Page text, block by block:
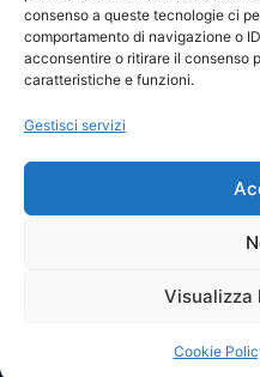
consenso a queste tecnologie ci
comportamento di navigazione o
acconsentire o ritirare il consenso
caratteristiche e funzioni.
Gestisci servizi
Visualizza
Cookie
© 2025 I.P.A. Italia E.T.S. n.
ipaitalia@pec.ipa-